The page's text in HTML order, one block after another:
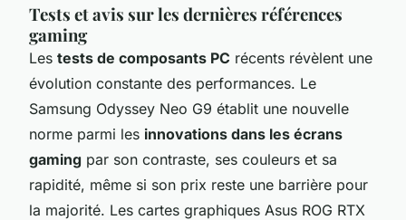
Tests et avis sur les dernières références
gaming
Les tests de composants PC récents révèlent une
évolution constante des performances. Le
Samsung Odyssey Neo G9 établit une nouvelle
norme parmi les innovations dans les écrans
gaming par son contraste, ses couleurs et sa
rapidité, même si son prix reste une barrière pour
la majorité. Les cartes graphiques Asus ROG RTX